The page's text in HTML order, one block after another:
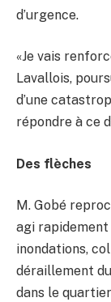
d’urgence.
«Je vais
Lavallois,
d’une
répondre à ce
Des flèches
M. Gobé
agi
inondations,
déraillement
dans le